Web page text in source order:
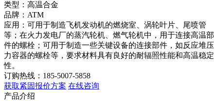
类型：高温合金
品牌：ATM
应用：可用于制造飞机发动机的燃烧室、涡轮叶片、尾喷管
等；在火力发电厂的蒸汽轮机、燃气轮机中，用于连接高温部
件的螺栓；可用于制造一些关键设备的连接部件，如反应堆压
力容器的螺栓等，要求材料具有良好的耐辐照性能和高温稳定
性。
订购热线：185-5007-5858
获取紧固报价方案 在线咨询
产品介绍